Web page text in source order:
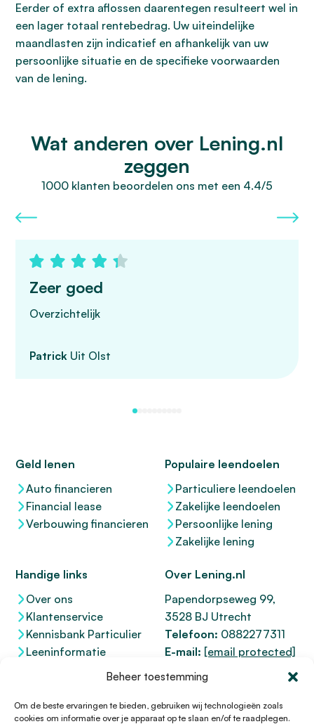
Beheer toestemming
Om de beste ervaringen te bieden, gebruiken wij technologieën zoals
cookies om informatie over je apparaat op te slaan en/of te raadplegen.
Eerder of extra aflossen daarentegen resulteert wel in
een lager totaal rentebedrag. Uw uiteindelijke
maandlasten zijn indicatief en afhankelijk van uw
persoonlijke situatie en de specifieke voorwaarden
van de lening.
Wat anderen over Lening.nl
zeggen
1000 klanten beoordelen ons met een 4.4/5
Zeer goed
Overzichtelijk
Patrick Uit Olst
Geld lenen
Auto financieren
Financial lease
Verbouwing financieren
Populaire leendoelen
Particuliere leendoelen
Zakelijke leendoelen
Persoonlijke lening
Zakelijke lening
Handige links
Over ons
Klantenservice
Kennisbank Particulier
Leeninformatie
Over Lening.nl
Papendorpseweg 99,
3528 BJ Utrecht
Telefoon: 0882277311
E-mail: [email protected]
KvK 76100200
12047091
Kifid 300.017942